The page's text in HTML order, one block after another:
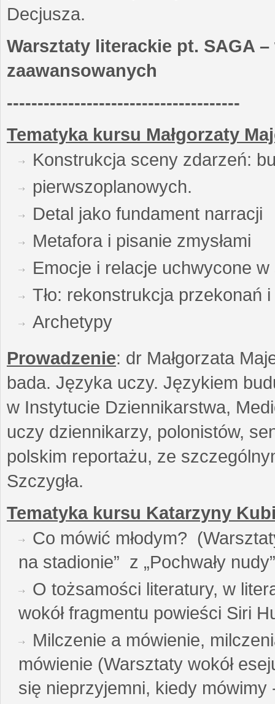
Decjusza.
Warsztaty literackie pt. SAGA
zaawansowanych
--------------------------------------
Tematyka kursu Małgorzaty
Konstrukcja sceny zdarzeń:
pierwszoplanowych.
Detal jako fundament narracji
Metafora i pisanie zmysłami
Emocje i relacje uchwycone
Tło: rekonstrukcja przekonań
Archetypy
Prowadzenie: dr Małgorzata
bada. Języka uczy. Językiem
w Instytucie Dziennikarstwa,
uczy dziennikarzy, polonistów,
polskim reportażu, ze
Szczygła.
Tematyka kursu Katarzyny
Co mówić młodym?
na stadionie” z „Pochwały
O tożsamości literatury, w
wokół fragmentu powieści Siri
Milczenie a mówienie,
mówienie (Warsztaty wokół
się nieprzyjemni, kiedy mówimy